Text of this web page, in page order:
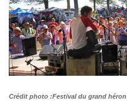
Crédit photo :Festival du grand héron